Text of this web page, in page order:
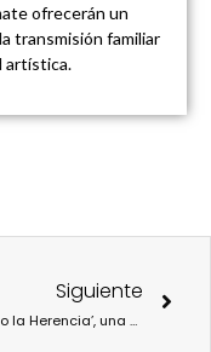
ofrecerán un
transmisión familiar
artística.
Siguiente
‘Mudando la Herencia’, una obra que explora la herencia emocional que nos marca con el paso del tiempo